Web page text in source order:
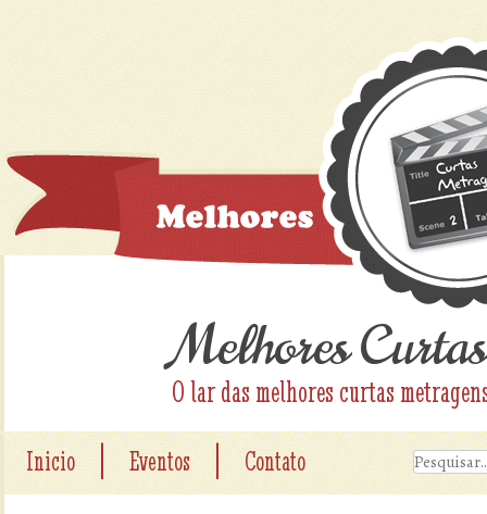
Melhores Curtas
O lar das melhores curtas
Inicio Eventos Contato